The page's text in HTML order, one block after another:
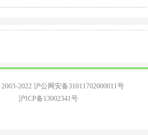
2022 沪公网安备31011702000011号
沪ICP备13002341号